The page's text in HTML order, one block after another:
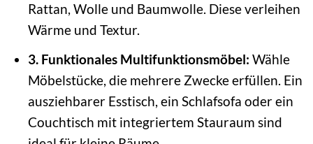
Rattan, Wolle und Baumwolle. Diese verleihen
Wärme und Textur.
3. Funktionales Multifunktionsmöbel: Wähle
Möbelstücke, die mehrere Zwecke erfüllen. Ein
ausziehbarer Esstisch, ein Schlafsofa oder ein
Couchtisch mit integriertem Stauraum sind